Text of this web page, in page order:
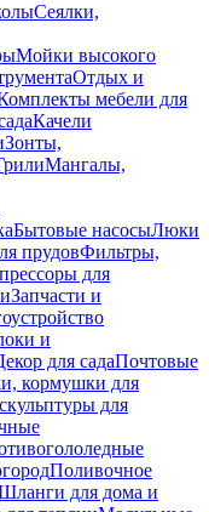
Сеялки,
Мойки высокого
Отдых и
мебели для
Качели
Зонты,
Мангалы,
Бытовые насосыЛюки
прудовФильтры,
для
Запчасти и
и
для садаПочтовые
кормушки для
для
Поливочное
для дома и